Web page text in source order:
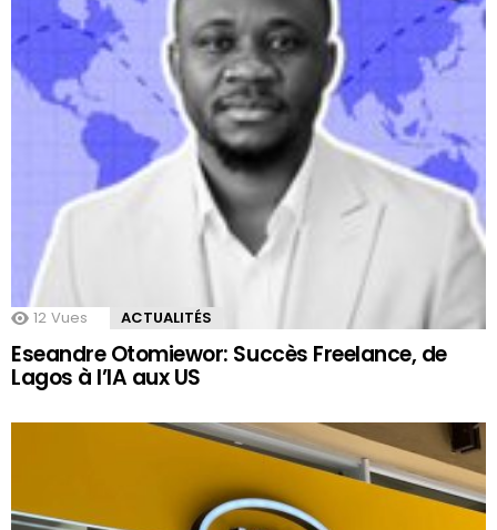
12 Vues ACTUALITÉS
Eseandre Otomiewor: Succès Freelance, de
Lagos à l’IA aux US